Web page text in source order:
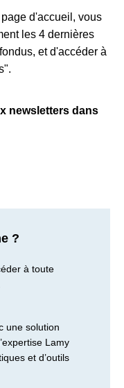
page d'accueil, vous
les 4 dernières
et d'accéder à
newsletters dans
?
à toute
une solution
Lamy
et d’outils